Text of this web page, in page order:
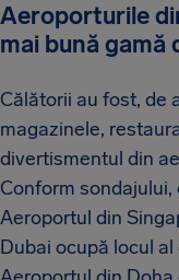
Aeroporturile
mai bună gamă
Călătorii au fost, de
magazinele,
divertismentul din
Conform
Aeroportul din
Dubai ocupă locul